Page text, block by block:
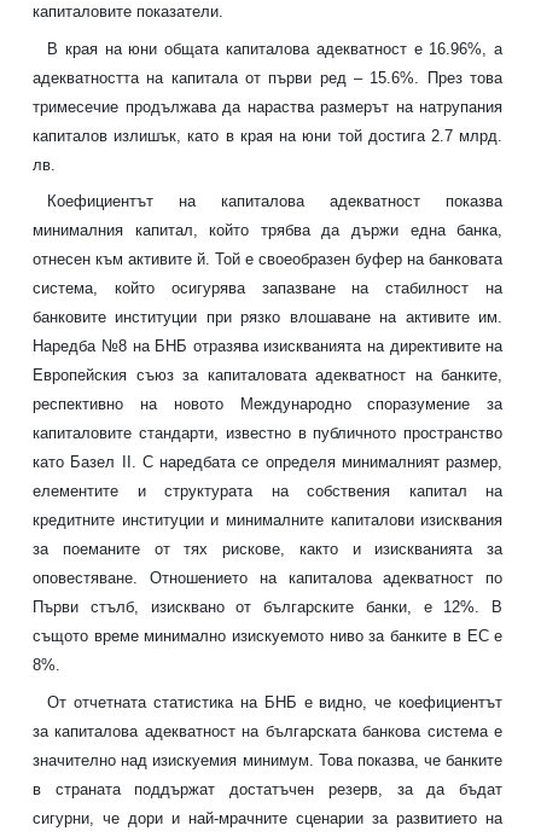
капиталовите показатели.
В края на юни общата капиталова адекватност е 16.96%, а
адекватността на капитала от първи ред – 15.6%. През това
тримесечие продължава да нараства размерът на натрупания
капиталов излишък, като в края на юни той достига 2.7 млрд.
лв.
Коефициентът на капиталова адекватност показва
минималния капитал, който трябва да държи една банка,
отнесен към активите й. Той е своеобразен буфер на банковата
система, който осигурява запазване на стабилност на
банковите институции при рязко влошаване на активите им.
Наредба №8 на БНБ отразява изискванията на директивите на
Европейския съюз за капиталовата адекватност на банките,
респективно на новото Международно споразумение за
капиталовите стандарти, известно в публичното пространство
като Базел II. С наредбата се определя минималният размер,
елементите и структурата на собствения капитал на
кредитните институции и минималните капиталови изисквания
за поеманите от тях рискове, както и изискванията за
оповестяване. Отношението на капиталова адекватност по
Първи стълб, изисквано от българските банки, е 12%. В
същото време минимално изискуемото ниво за банките в ЕС е
8%.
От отчетната статистика на БНБ е видно, че коефициентът
за капиталова адекватност на българската банкова система е
значително над изискуемия минимум. Това показва, че банките
в страната поддържат достатъчен резерв, за да бъдат
сигурни, че дори и най-мрачните сценарии за развитието на